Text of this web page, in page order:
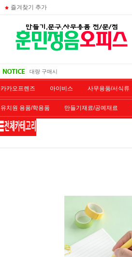
즐겨찾기 추가
주문 조회
무통장 입금시
카카오프렌즈 아이비스 사무용품/서식류
유치원 용품/학용품 만들기재료/공예재료
재단/제본/코팅